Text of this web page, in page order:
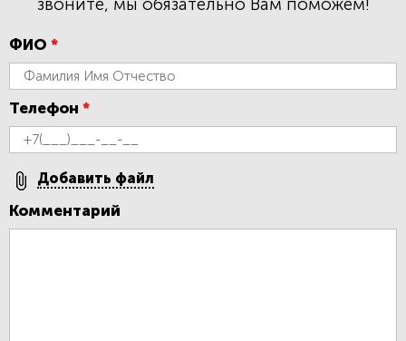
ФИО *
Телефон *
Добавить файл
Комментарий